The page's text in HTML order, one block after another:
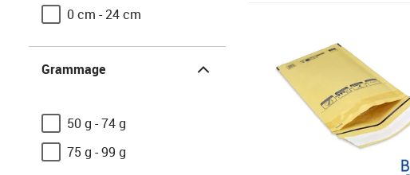
0 cm - 24 cm
Grammage
50 g - 74 g
75 g - 99 g